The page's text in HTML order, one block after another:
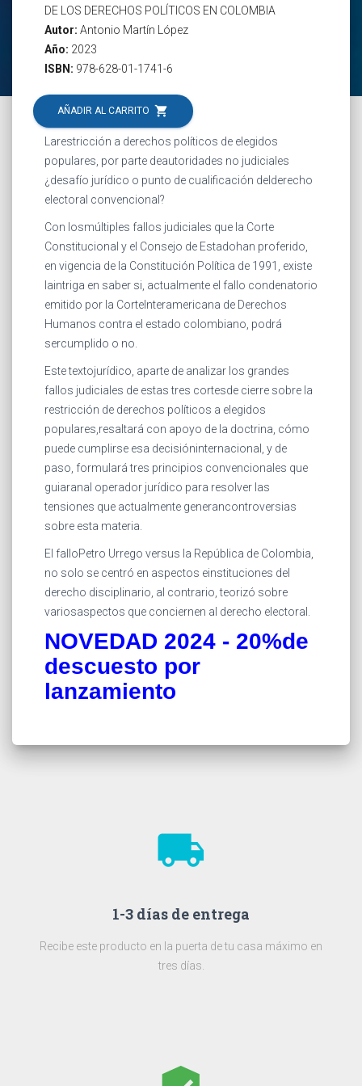
DE LOS DERECHOS POLÍTICOS EN COLOMBIA
Autor: Antonio Martín López
Año: 2023
ISBN: 978-628-01-1741-6
AÑADIR AL CARRITO shopping_cart
Larestricción a derechos políticos de elegidos
populares, por parte deautoridades no judiciales
¿desafío jurídico o punto de cualificación delderecho
electoral convencional?
Con losmúltiples fallos judiciales que la Corte
Constitucional y el Consejo de Estadohan proferido,
en vigencia de la Constitución Política de 1991, existe
laintriga en saber si, actualmente el fallo condenatorio
emitido por la CorteInteramericana de Derechos
Humanos contra el estado colombiano, podrá
sercumplido o no.
Este textojurídico, aparte de analizar los grandes
fallos judiciales de estas tres cortesde cierre sobre la
restricción de derechos políticos a elegidos
populares,resaltará con apoyo de la doctrina, cómo
puede cumplirse esa decisióninternacional, y de
paso, formulará tres principios convencionales que
guiaranal operador jurídico para resolver las
tensiones que actualmente generancontroversias
sobre esta materia.
El falloPetro Urrego versus la República de Colombia,
no solo se centró en aspectos einstituciones del
derecho disciplinario, al contrario, teorizó sobre
variosaspectos que conciernen al derecho electoral.
NOVEDAD 2024 - 20%de
descuesto por
lanzamiento
local_shipping
1-3 días de entrega
Recibe este producto en la puerta de tu casa máximo en
tres días.